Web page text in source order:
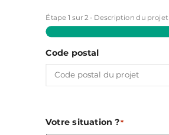
Étape1 sur2 - Description du projet
Code postal
Votre situation ?*